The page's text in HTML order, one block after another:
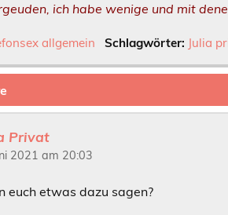
ich habe wenige und mit
allgemein Schlagwörter: Julia
Privat
2021 am 20:03
euch etwas dazu sagen?